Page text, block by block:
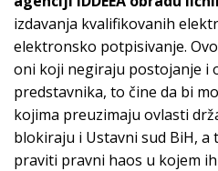
izdavanja kvalifikovanih
elektronsko potpisivanje.
oni koji negiraju postojanje i
predstavnika, to čine da bi
kojima preuzimaju ovlasti
blokiraju i Ustavni sud BiH, a
praviti pravni haos u kojem